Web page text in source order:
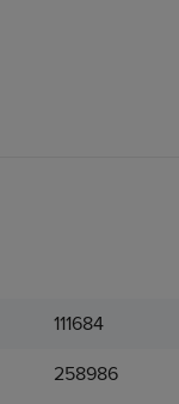
111684
258986